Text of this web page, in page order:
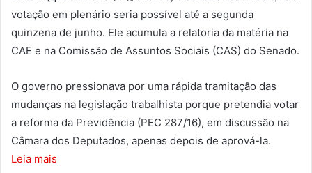
votação em plenário seria possível até a segunda
quinzena de junho. Ele acumula a relatoria da matéria na
CAE e na Comissão de Assuntos Sociais (CAS) do Senado.
O governo pressionava por uma rápida tramitação das
mudanças na legislação trabalhista porque pretendia votar
a reforma da Previdência (PEC 287/16), em discussão na
Câmara dos Deputados, apenas depois de aprová-la.
Leia mais